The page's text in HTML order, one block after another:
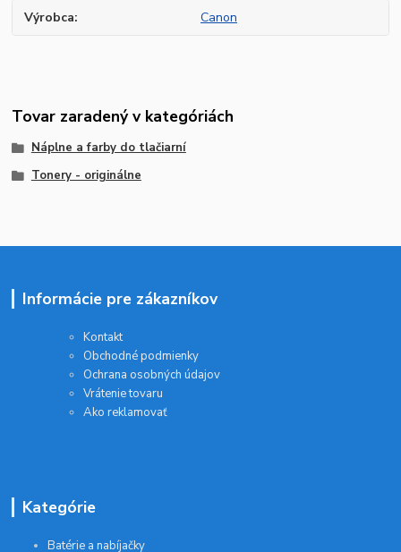
Výrobca Canon
Tovar zaradený v kategóriách
Náplne a farby do tlačiarní
Tonery - originálne
Informácie pre zákazníkov
Kontakt
Obchodné podmienky
Ochrana osobných údajov
Vrátenie tovaru
Ako reklamovať
Kategórie
Batérie a nabíjačky